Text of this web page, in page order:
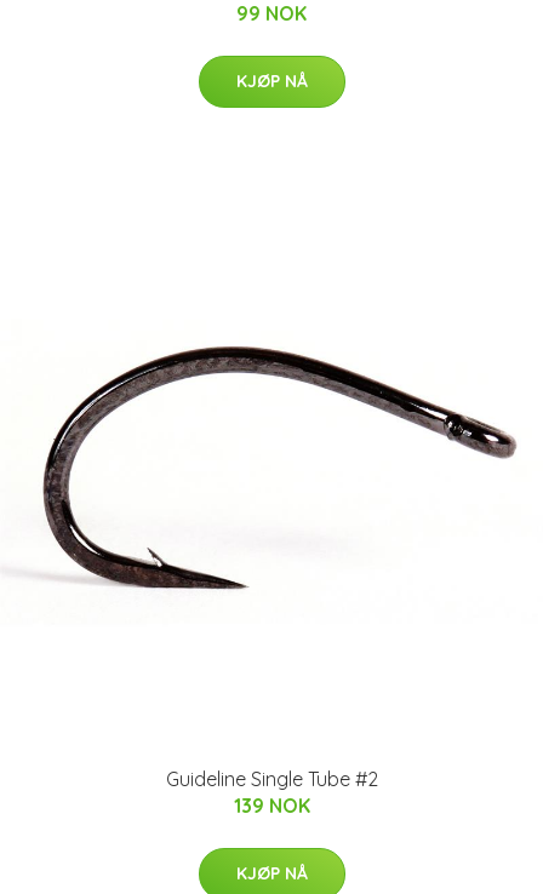
99 NOK
KJØP NÅ
Guideline Single Tube #2
139 NOK
KJØP NÅ